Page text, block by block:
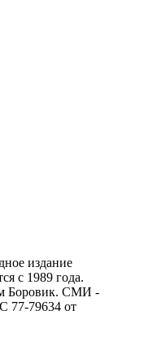
издание
с 1989 года.
Боровик. CМИ -
77-79634 от